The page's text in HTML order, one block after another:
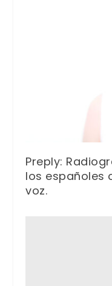
Preply:
los españoles
voz.